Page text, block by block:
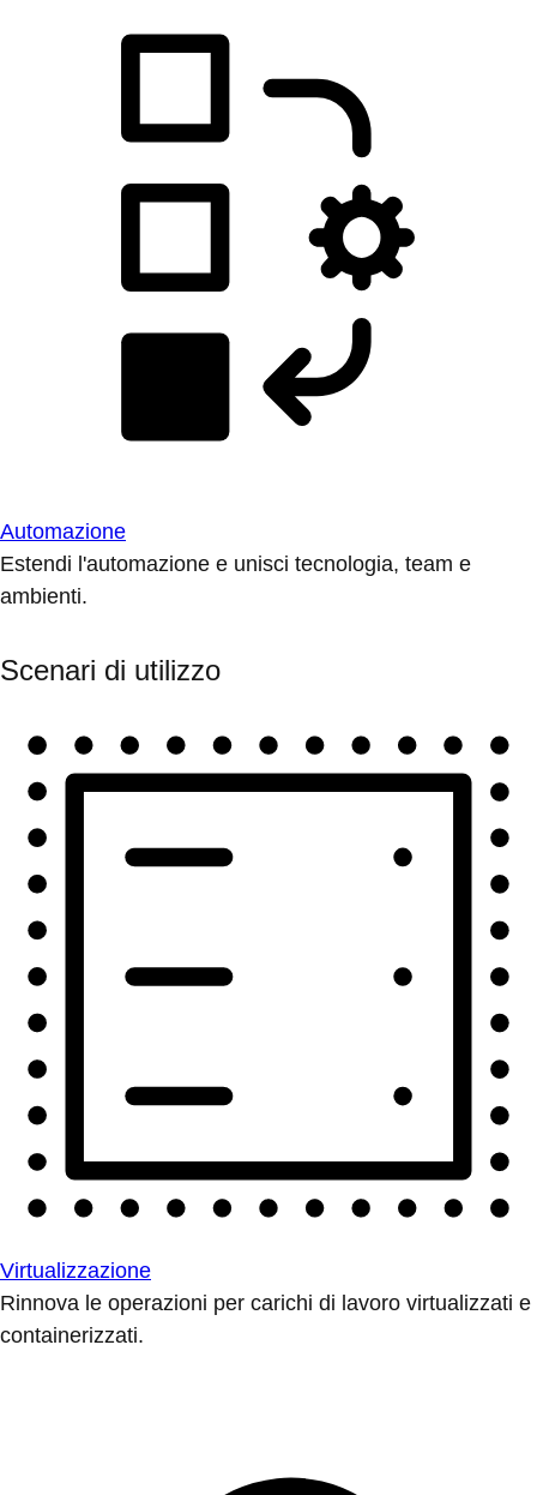
Automazione
Estendi l'automazione e unisci tecnologia, team e
ambienti.
Scenari di utilizzo
Virtualizzazione
Rinnova le operazioni per carichi di lavoro virtualizzati e
containerizzati.